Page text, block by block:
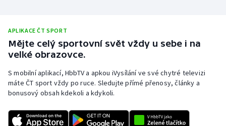
APLIKACE ČT SPORT
Mějte celý sportovní svět vždy u sebe i na
velké obrazovce.
S mobilní aplikací, HbbTV a apkou iVysílání ve své chytré televizi
máte ČT sport vždy po ruce. Sledujte přímé přenosy, články a
bonusový obsah kdekoli a kdykoli.